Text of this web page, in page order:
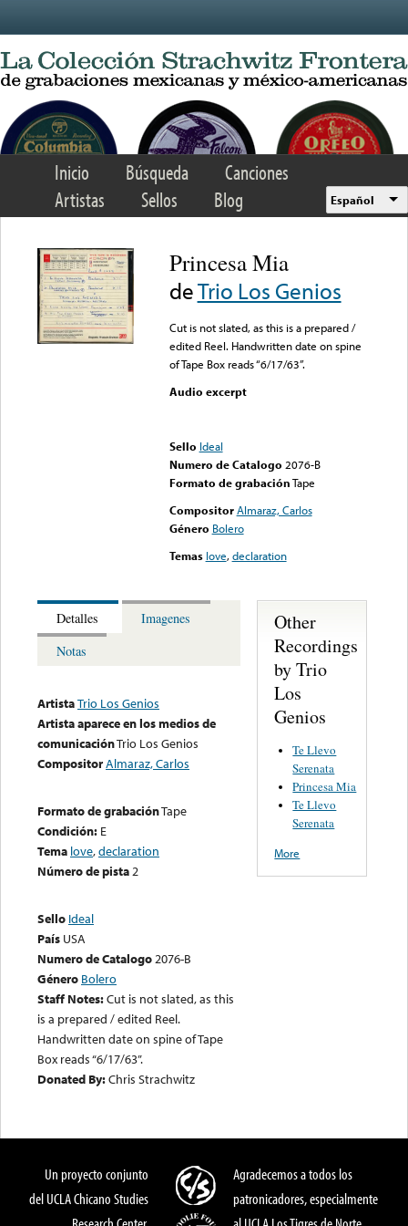
Inicio Búsqueda
Canciones
Artistas
Sellos Blog Español
Princesa Mia
deTrio Los Genios
Cut is not slated, as this is a prepared /
edited Reel. Handwritten date on spine
of Tape Box reads “6/17/63”.
Audio excerpt
Sello Ideal
Numero de Catalogo 2076-B
Formato de grabaciónTape
Compositor Almaraz, Carlos
Género Bolero
Temas love,declaration
Detalles
Imagenes
Notas
ArtistaTrio Los Genios
Artista aparece en los medios de
comunicaciónTrio Los Genios
CompositorAlmaraz, Carlos
Formato de grabaciónTape
Condición: E
Tema love,declaration
Número de pista2
Sello Ideal
País USA
Numero de Catalogo2076-B
Género Bolero
Staff Notes:Cut is not slated, as this
is a prepared / edited Reel.
Handwritten date on spine of Tape
Box reads “6/17/63”.
Donated By:Chris Strachwitz
Other
Recordings
by Trio
Los
Genios
Te Llevo
Serenata
Princesa Mia
Te Llevo
Serenata
More
Un proyecto conjunto
del UCLA Chicano Studies
Agradecemos a todos los
patronicadores, especialmente